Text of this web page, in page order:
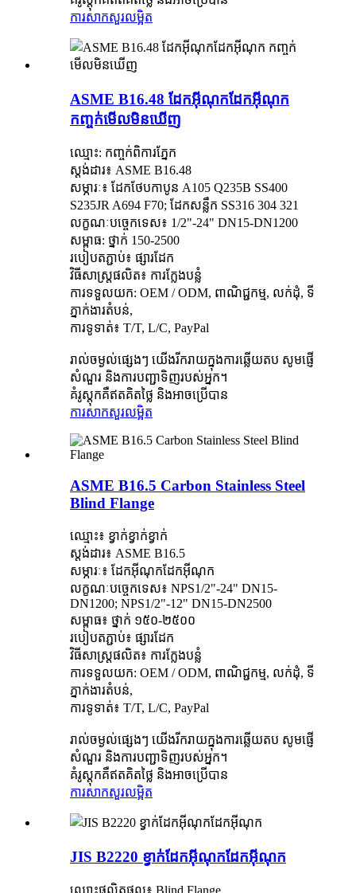
ការសាកសួរលម្អិត
ASME B16.48 ដែកអ៊ីណុកដែកអ៊ីណុក
កញ្ចក់មើលមិនឃើញ
ឈ្មោះ​: កញ្ចក់​ពិការ​ភ្នែក​
ស្តង់ដារ៖ ASME B16.48
សម្ភារៈ៖ ដែកថែបកាបូន A105 Q235B SS400
S235JR A694 F70; ដែកសន្លឹក SS316 304 321
លក្ខណៈបច្ចេកទេស៖ 1/2"-24" DN15-DN1200
សម្ពាធ: ថ្នាក់ 150-2500
របៀបតភ្ជាប់៖ ផ្សារដែក
វិធីសាស្រ្តផលិត៖ ការក្លែងបន្លំ
ការទទួលយក: OEM / ODM, ពាណិជ្ជកម្ម, លក់ដុំ, ទី
ភ្នាក់ងារតំបន់,
ការទូទាត់៖ T/T, L/C, PayPal
រាល់ចម្ងល់ផ្សេងៗ យើងរីករាយក្នុងការឆ្លើយតប សូមផ្ញើ
សំណួរ និងការបញ្ជាទិញរបស់អ្នក។
គំរូស្តុកគឺឥតគិតថ្លៃ និងអាចប្រើបាន
ការសាកសួរលម្អិត
ASME B16.5 Carbon Stainless Steel
Blind Flange
ឈ្មោះ៖ ខ្វាក់ខ្វាក់ខ្វាក់
ស្តង់ដារ៖ ASME B16.5
សម្ភារៈ៖ ដែកអ៊ីណុកដែកអ៊ីណុក
លក្ខណៈបច្ចេកទេស៖ NPS1/2"-24" DN15-
DN1200; NPS1/2"-12" DN15-DN2500
សម្ពាធ៖ ថ្នាក់ ១៥០-២៥០០
របៀបតភ្ជាប់៖ ផ្សារដែក
វិធីសាស្រ្តផលិត៖ ការក្លែងបន្លំ
ការទទួលយក: OEM / ODM, ពាណិជ្ជកម្ម, លក់ដុំ, ទី
ភ្នាក់ងារតំបន់,
ការទូទាត់៖ T/T, L/C, PayPal
រាល់ចម្ងល់ផ្សេងៗ យើងរីករាយក្នុងការឆ្លើយតប សូមផ្ញើ
សំណួរ និងការបញ្ជាទិញរបស់អ្នក។
គំរូស្តុកគឺឥតគិតថ្លៃ និងអាចប្រើបាន
ការសាកសួរលម្អិត
JIS B2220 ខ្វាក់ដែកអ៊ីណុកដែកអ៊ីណុក
ឈ្មោះផលិតផល៖ Blind Flange